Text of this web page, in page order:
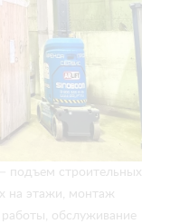
подъем строительных
на этажи, монтаж
обслуживание